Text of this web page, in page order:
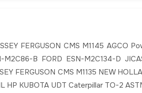
FERGUSON CMS M1145 AGCO
B FORD ESN-M2C134-D
FERGUSON CMS M1135 NEW
HP KUBOTA UDT Caterpillar TO-2